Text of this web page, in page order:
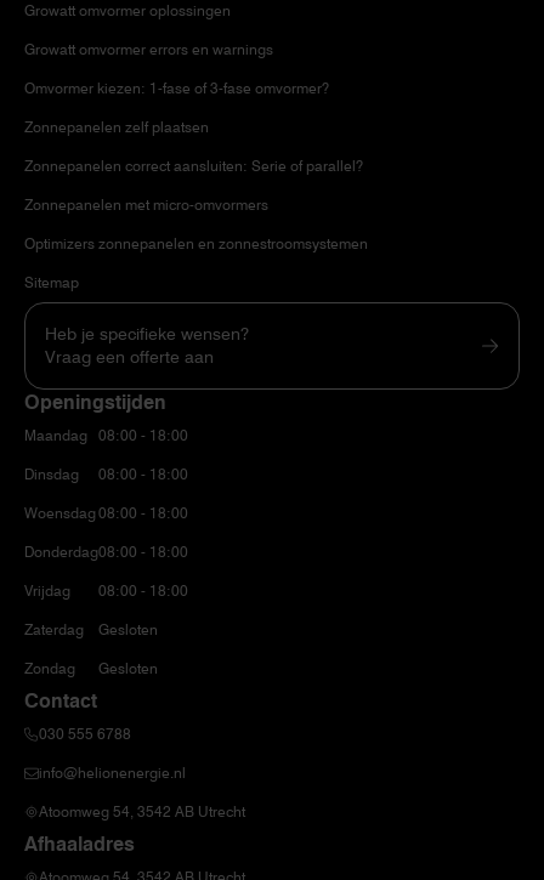
Growatt omvormer oplossingen
Growatt omvormer errors en warnings
Omvormer kiezen: 1-fase of 3-fase omvormer?
Zonnepanelen zelf plaatsen
Zonnepanelen correct aansluiten: Serie of parallel?
Zonnepanelen met micro-omvormers
Optimizers zonnepanelen en zonnestroomsystemen
Sitemap
Heb je specifieke wensen?
Vraag een offerte aan
Openingstijden
Maandag
Dinsdag
Woensdag
Donderdag
Vrijdag
Zaterdag
Zondag
08:00 - 18:00
08:00 - 18:00
08:00 - 18:00
08:00 - 18:00
08:00 - 18:00
Gesloten
Gesloten
Contact
030 555 6788
info@helionenergie.nl
Atoomweg 54, 3542 AB Utrecht
Afhaaladres